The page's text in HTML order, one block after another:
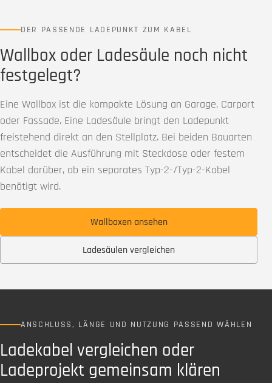
DER PASSENDE LADEPUNKT ZUM KABEL
Wallbox oder Ladesäule noch nicht
festgelegt?
Eine Wallbox ist die kompakte Lösung an Garage, Carport
oder Fassade. Eine Ladesäule bringt den Ladepunkt
freistehend direkt an den Stellplatz. Bei beiden Bauarten
entscheidet die Ausführung mit Steckdose oder festem
Kabel darüber, ob ein separates Typ-2-/Typ-2-Kabel
benötigt wird.
Wallboxen ansehen
Ladesäulen vergleichen
ANSCHLUSS, LÄNGE UND NUTZUNG PASSEND WÄHLEN
Ladekabel vergleichen oder
Ladeprojekt gemeinsam klären